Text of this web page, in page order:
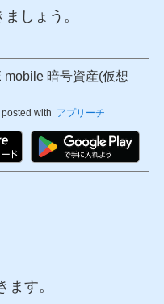
しょう。
暗号資産(仮想
posted with アプリーチ
す。